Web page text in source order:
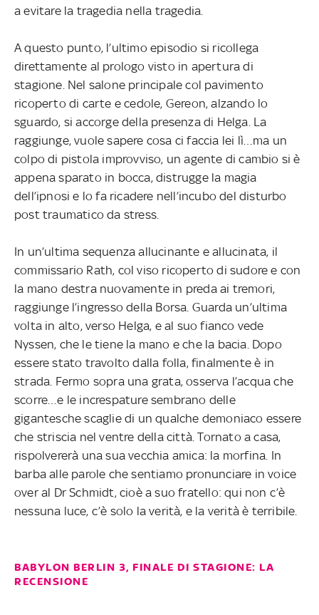
a evitare la tragedia nella tragedia.
A questo punto, l’ultimo episodio si ricollega
direttamente al prologo visto in apertura di
stagione. Nel salone principale col pavimento
ricoperto di carte e cedole, Gereon, alzando lo
sguardo, si accorge della presenza di Helga. La
raggiunge, vuole sapere cosa ci faccia lei lì…ma un
colpo di pistola improvviso, un agente di cambio si è
appena sparato in bocca, distrugge la magia
dell’ipnosi e lo fa ricadere nell’incubo del disturbo
post traumatico da stress.
In un’ultima sequenza allucinante e allucinata, il
commissario Rath, col viso ricoperto di sudore e con
la mano destra nuovamente in preda ai tremori,
raggiunge l’ingresso della Borsa. Guarda un’ultima
volta in alto, verso Helga, e al suo fianco vede
Nyssen, che le tiene la mano e che la bacia. Dopo
essere stato travolto dalla folla, finalmente è in
strada. Fermo sopra una grata, osserva l’acqua che
scorre…e le increspature sembrano delle
gigantesche scaglie di un qualche demoniaco essere
che striscia nel ventre della città. Tornato a casa,
rispolvererà una sua vecchia amica: la morfina. In
barba alle parole che sentiamo pronunciare in voice
over al Dr Schmidt, cioè a suo fratello: qui non c’è
nessuna luce, c’è solo la verità, e la verità è terribile.
BABYLON BERLIN 3, FINALE DI STAGIONE: LA
RECENSIONE